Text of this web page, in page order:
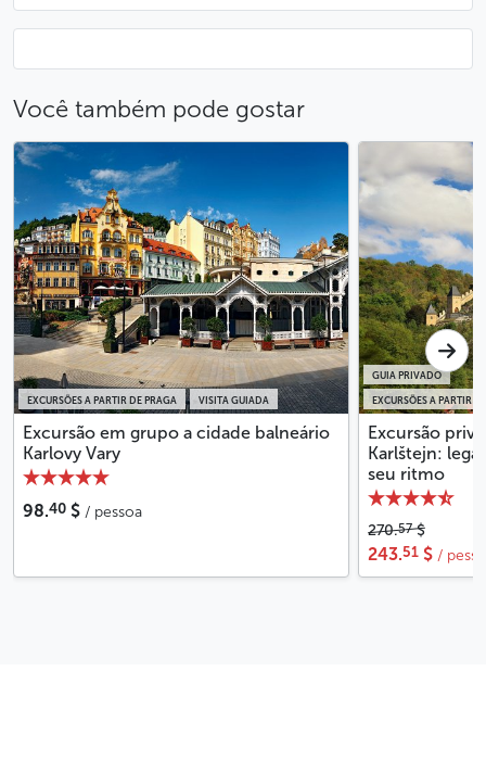
Você também pode gostar
EXCURSÕES A PARTIR DE PRAGA VISITA GUIADA
Excursão em grupo a cidade balneário
Karlovy Vary
98.40 $ / pessoa
EXCURSÕES A PARTIR
GUIA PRIVADO
Excursão
Karlštejn:
seu ritmo
270.57$
243.51 $ /